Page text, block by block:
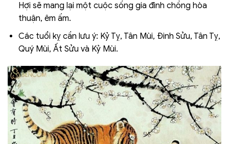
Hợi sẽ mang lại một cuộc sống gia đình chồng hòa
thuận, êm ấm.
Các tuổi kỵ cần lưu ý: Kỷ Tỵ, Tân Mùi, Đinh Sửu, Tân Tỵ,
Quý Mùi, Ất Sửu và Kỷ Mùi.